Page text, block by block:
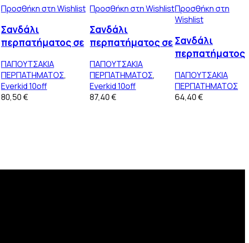
Προσθήκη στη Wishlist
Σανδάλι
περπατήματος σε
διακοσμημένο με
ροζ λουλούδι και
φτερά
ΠΑΠΟΥΤΣΑΚΙΑ
ΠΕΡΠΑΤΗΜΑΤΟΣ,
Everkid 10off
80,50€
Προσθήκη στη Wishlist
Σανδάλι
περπατήματος σε
διακοσμημένο με
φιόγκο σε dusty
pink
ΠΑΠΟΥΤΣΑΚΙΑ
ΠΕΡΠΑΤΗΜΑΤΟΣ,
Everkid 10off
87,40€
Προσθήκη στη
Wishlist
Σανδάλι
περπατήματος
ΠΑΠΟΥΤΣΑΚΙΑ
ΠΕΡΠΑΤΗΜΑΤΟΣ
64,40€